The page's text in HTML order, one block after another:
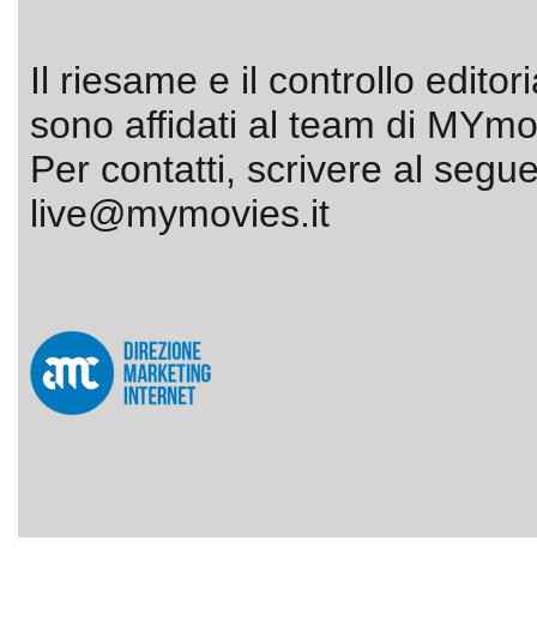
Il riesame e il controllo
sono affidati al team di
Per contatti, scrivere al
live@mymovies.it